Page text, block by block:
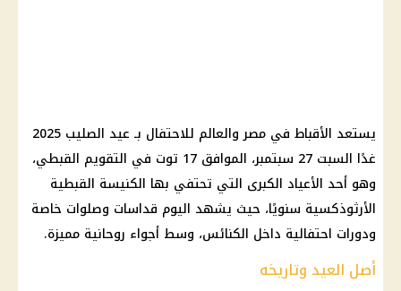
يستعد الأقباط في مصر والعالم للاحتفال بـ عيد الصليب 2025
غدًا السبت 27 سبتمبر، الموافق 17 توت في التقويم القبطي،
وهو أحد الأعياد الكبرى التي تحتفي بها الكنيسة القبطية
الأرثوذكسية سنويًا، حيث يشهد اليوم قداسات وصلوات خاصة
ودورات احتفالية داخل الكنائس، وسط أجواء روحانية مميزة.
أصل العيد وتاريخه